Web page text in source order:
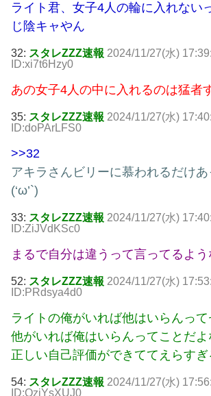
ライト君、女子4人の輪に入れない
じ陰キャやん
32: スタレZZZ速報 2024/11/27(水)
ID:xi7t6Hzy0
あの女子4人の中に入れるのは猛者
35: スタレZZZ速報 2024/11/27(水)
ID:doPArLFS0
>>32
アキラさんビリーに慕われるだけ
(‘ω’`)
33: スタレZZZ速報 2024/11/27(水)
ID:ZiJVdKSc0
まるで自分は違うって言ってるよう
52: スタレZZZ速報 2024/11/27(水)
ID:PRdsya4d0
ライトの俺がいれば他はいらんっ
他がいれば俺はいらんってことだよ
正しい自己評価ができててえらすぎ
54: スタレZZZ速報 2024/11/27(水)
ID:OzjYsXUJ0